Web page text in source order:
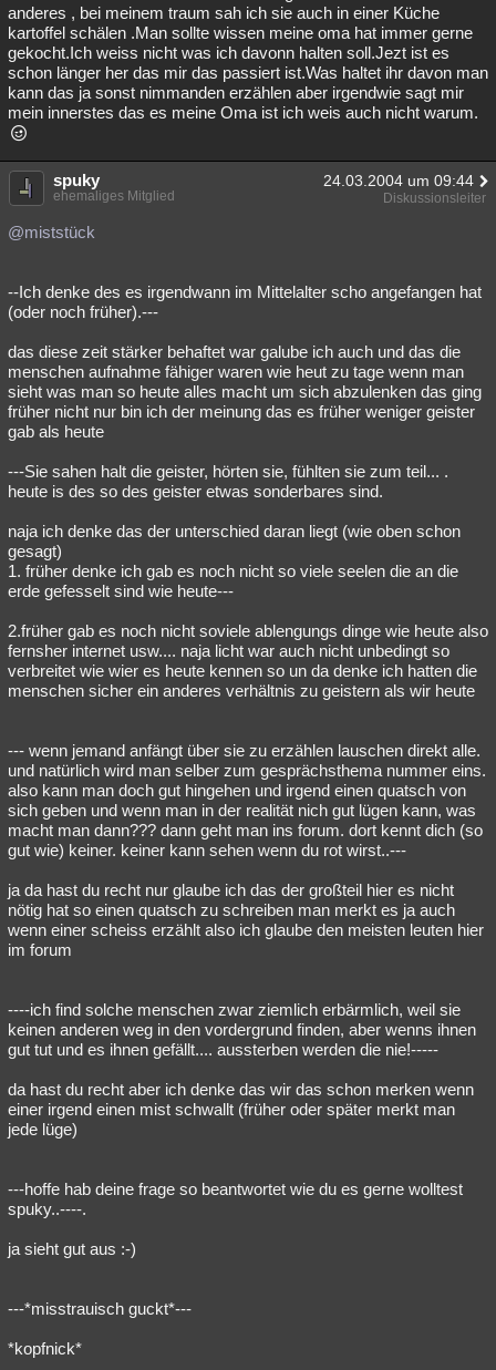
anderes , bei meinem traum sah ich sie auch in einer Küche
kartoffel schälen .Man sollte wissen meine oma hat immer gerne
gekocht.Ich weiss nicht was ich davonn halten soll.Jezt ist es
schon länger her das mir das passiert ist.Was haltet ihr davon man
kann das ja sonst nimmanden erzählen aber irgendwie sagt mir
mein innerstes das es meine Oma ist ich weis auch nicht warum.
spuky 24.03.2004 um 09:44
ehemaliges Mitglied Diskussionsleiter
@miststück
--Ich denke des es irgendwann im Mittelalter scho angefangen hat
(oder noch früher).---
das diese zeit stärker behaftet war galube ich auch und das die
menschen aufnahme fähiger waren wie heut zu tage wenn man
sieht was man so heute alles macht um sich abzulenken das ging
früher nicht nur bin ich der meinung das es früher weniger geister
gab als heute
---Sie sahen halt die geister, hörten sie, fühlten sie zum teil... .
heute is des so des geister etwas sonderbares sind.
naja ich denke das der unterschied daran liegt (wie oben schon
gesagt)
1. früher denke ich gab es noch nicht so viele seelen die an die
erde gefesselt sind wie heute---
2.früher gab es noch nicht soviele ablengungs dinge wie heute also
fernsher internet usw.... naja licht war auch nicht unbedingt so
verbreitet wie wier es heute kennen so un da denke ich hatten die
menschen sicher ein anderes verhältnis zu geistern als wir heute
--- wenn jemand anfängt über sie zu erzählen lauschen direkt alle.
und natürlich wird man selber zum gesprächsthema nummer eins.
also kann man doch gut hingehen und irgend einen quatsch von
sich geben und wenn man in der realität nich gut lügen kann, was
macht man dann??? dann geht man ins forum. dort kennt dich (so
gut wie) keiner. keiner kann sehen wenn du rot wirst..---
ja da hast du recht nur glaube ich das der großteil hier es nicht
nötig hat so einen quatsch zu schreiben man merkt es ja auch
wenn einer scheiss erzählt also ich glaube den meisten leuten hier
im forum
----ich find solche menschen zwar ziemlich erbärmlich, weil sie
keinen anderen weg in den vordergrund finden, aber wenns ihnen
gut tut und es ihnen gefällt.... aussterben werden die nie!-----
da hast du recht aber ich denke das wir das schon merken wenn
einer irgend einen mist schwallt (früher oder später merkt man
jede lüge)
---hoffe hab deine frage so beantwortet wie du es gerne wolltest
spuky..----.
ja sieht gut aus :-)
---*misstrauisch guckt*---
*kopfnick*